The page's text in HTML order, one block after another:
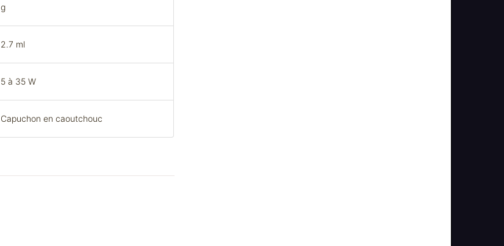
g
2.7 ml
5 à 35 W
Capuchon en caoutchouc